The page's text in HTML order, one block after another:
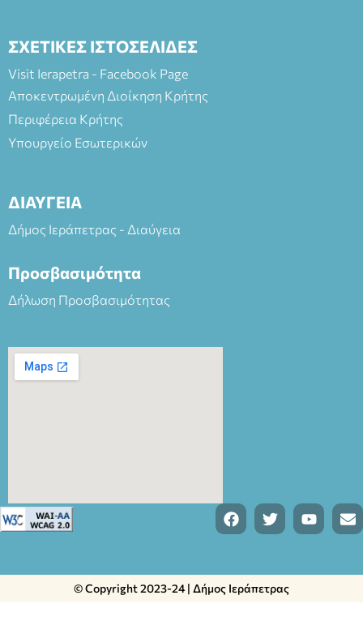
ΣΧΕΤΙΚΕΣ ΙΣΤΟΣΕΛΙΔΕΣ
Visit Ierapetra - Facebook Page
Αποκεντρωμένη Διοίκηση Κρήτης
Περιφέρεια Κρήτης
Υπουργείο Εσωτερικών
ΔΙΑΥΓΕΙΑ
Δήμος Ιεράπετρας - Διαύγεια
Προσβασιμότητα
Δήλωση Προσβασιμότητας
© Copyright 2023-24 | Δήμος Ιεράπετρας